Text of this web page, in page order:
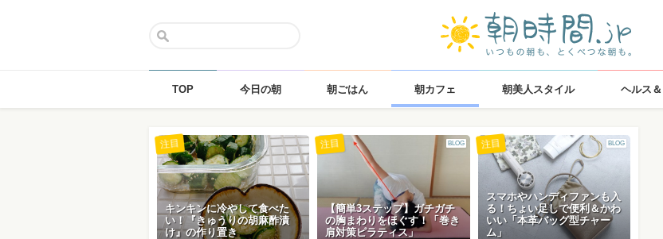
TOP 今日の朝 朝ごはん 朝カフェ 朝美人スタイル ヘルス
キンキンに冷やして食べた
い！『きゅうりの胡麻酢漬
け』の作り置き
注目 BLOG
【簡単3ステップ】ガチガチ
の胸まわりをほぐす！「巻き
肩対策ピラティス」
注目 BLOG
スマホやハンディファンも入
る！ちょい足しで便利＆かわ
いい「本革バッグ型チャー
ム」
注目